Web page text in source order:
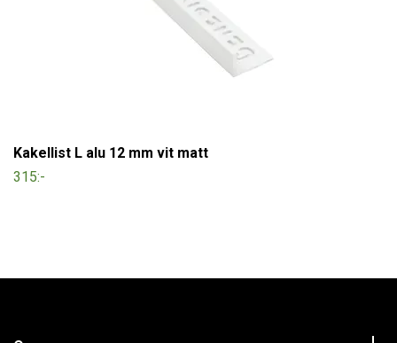
Kakellist L alu 12 mm vit matt
315:-